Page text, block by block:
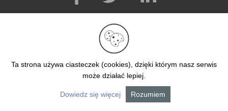
© 2026. Wszelkie prawa zastrzeżone.Realizacja Ad360
Ta strona używa ciasteczek (cookies), dzięki którym nasz serwis
może działać lepiej.
Dowiedz się więcej Rozumiem